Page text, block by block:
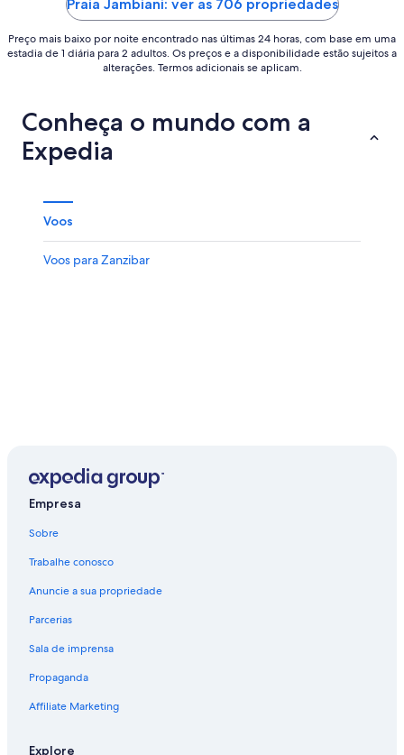
Praia Jambiani: ver as 706 propriedades
Preço mais baixo por noite encontrado nas últimas 24 horas, com base em uma
estadia de 1 diária para 2 adultos. Os preços e a disponibilidade estão sujeitos a
alterações. Termos adicionais se aplicam.
Conheça o mundo com a
Expedia
Voos
Voos para Zanzibar
Empresa
Sobre
Trabalhe conosco
Anuncie a sua propriedade
Parcerias
Sala de imprensa
Propaganda
Affiliate Marketing
Explore